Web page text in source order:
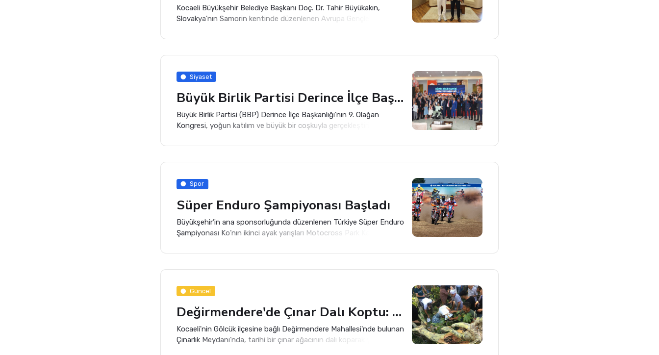
Kocaeli Büyükşehir Belediye Başkanı Doç. Dr. Tahir Büyükakın,
Slovakya'nın Samorin kentinde düzenlenen Avrupa Gençler Yüzme
sporcu Kuzey Tunçelli’yi tebrik etti.
Siyaset
Büyük Birlik Partisi Derince İlçe Başkanlığı 9. Olağan Kongresi Coşkuyla Gerçekleşti
Büyük Birlik Partisi (BBP) Derince İlçe Başkanlığı’nın 9. Olağan
Kongresi, yoğun katılım ve büyük bir coşkuyla gerçekleştirildi.
beraberlik mesajlarıyla damga vurdu.
Spor
Süper Enduro Şampiyonası Başladı
Büyükşehir’in ana sponsorluğunda düzenlenen Türkiye Süper Enduro
Şampiyonası Ko’nın ikinci ayak yarışları Motocross Park Kartepe’de
Güncel
Değirmendere'de Çınar Dalı Koptu: 3 Kişi Yaralandı
Kocaeli'nin Gölcük ilçesine bağlı Değirmendere Mahallesi'nde bulunan
Çınarlık Meydanı’nda, tarihi bir çınar ağacının dalı koparak yere düştü.